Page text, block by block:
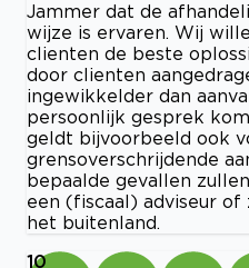
Jammer dat de
wijze is ervaren. Wij
clienten de beste
door clienten
ingewikkelder dan
persoonlijk gesprek
geldt bijvoorbeeld ook
grensoverschrijdende
bepaalde gevallen
een (fiscaal) adviseur
het buitenland.
10